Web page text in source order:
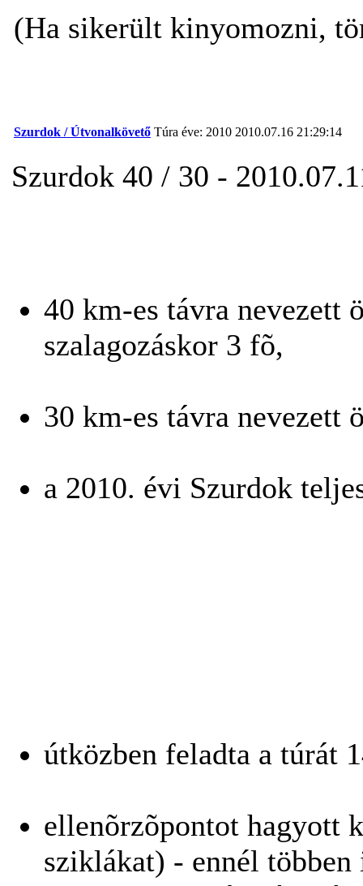
(Ha sikerült kinyomozni,
Szurdok / Útvonalkövető Túra éve: 2010 2010.07.16 21:29:14
Szurdok 40 / 30 -
40 km-es távra nevezett
szalagozáskor 3 fõ,
30 km-es távra nevezett
a 2010. évi Szurdok
útközben feladta a túrát
ellenõrzõpontot hagyott
sziklákat) - ennél